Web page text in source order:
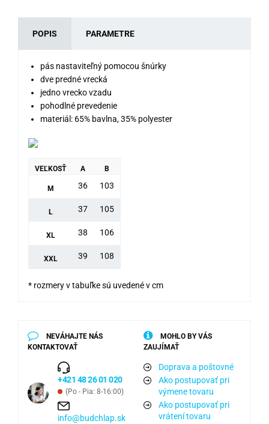
POPIS PARAMETRE
pás nastaviteľný pomocou šnúrky
dve predné vrecká
jedno vrecko vzadu
pohodlné prevedenie
materiál: 65% bavlna, 35% polyester
VEĽKOSŤ A B
M 36 103
L 37 105
XL 38 106
XXL 39 108
* rozmery v tabuľke sú uvedené v cm
NEVÁHAJTE NÁS
KONTAKTOVAŤ
+421 48 26 01 020
(Po - Pia: 8-16:00)
info@budchlap.sk
MOHLO BY VÁS
ZAUJÍMAŤ
Doprava a poštovné
Ako postupovať pri
výmene tovaru
Ako postupovať pri
vrátení tovaru